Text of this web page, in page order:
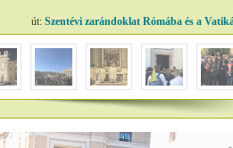
út: Szentévi zarándoklat Rómába és a